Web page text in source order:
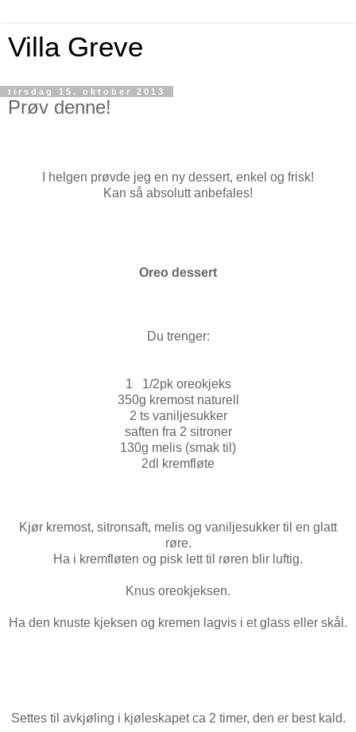
Villa Greve
tirsdag 15. oktober 2013
Prøv denne!
I helgen prøvde jeg en ny dessert, enkel og frisk!
Kan så absolutt anbefales!
Oreo dessert
Du trenger:
1 1/2pk oreokjeks
350g kremost naturell
2 ts vaniljesukker
saften fra 2 sitroner
130g melis (smak til)
2dl kremfløte
Kjør kremost, sitronsaft, melis og vaniljesukker til en glatt
røre.
Ha i kremfløten og pisk lett til røren blir luftig.
Knus oreokjeksen.
Ha den knuste kjeksen og kremen lagvis i et glass eller skål.
Settes til avkjøling i kjøleskapet ca 2 timer, den er best kald.